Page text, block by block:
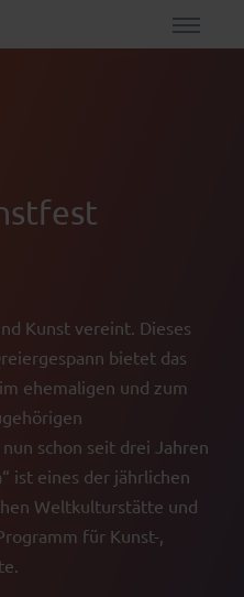
Kunst vereint. Dieses
bietet das
ehemaligen und zum
schon seit drei Jahren
ist eines der jährlichen
Weltkulturstätte und
für Kunst-,